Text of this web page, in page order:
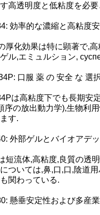
高透明度と低粘度を必
効率的な濃縮と高粘度
厚化効果は特に顕著で,
ル,エミュルション,
口服 薬 の 安全 な 選
は高粘度下でも長期安
序の放出動力学),生物利
す.
外部ゲルとバイオアデ
短流体,高粘度,良質の透
ついては,鼻,口,口,陰道
関わっている.
懸垂安定性および多産